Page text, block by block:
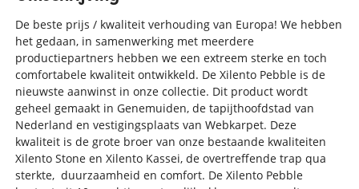
De beste prijs / kwaliteit verhouding van Europa! We hebben
het gedaan, in samenwerking met meerdere
productiepartners hebben we een extreem sterke en toch
comfortabele kwaliteit ontwikkeld. De Xilento Pebble is de
nieuwste aanwinst in onze collectie. Dit product wordt
geheel gemaakt in Genemuiden, de tapijthoofdstad van
Nederland en vestigingsplaats van Webkarpet. Deze
kwaliteit is de grote broer van onze bestaande kwaliteiten
Xilento Stone en Xilento Kassei, de overtreffende trap qua
sterkte, duurzaamheid en comfort. De Xilento Pebble